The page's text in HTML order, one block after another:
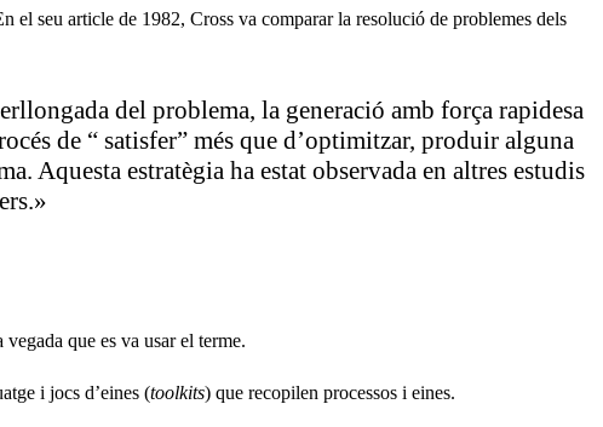
seu article de 1982, Cross va comparar la resolució de problemes dels
del problema, la generació amb força rapidesa
de “ satisfer” més que d’optimitzar, produir alguna
Aquesta estratègia ha estat observada en altres estudis
vegada que es va usar el terme.
i jocs d’eines (toolkits) que recopilen processos i eines.